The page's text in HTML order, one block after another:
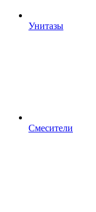
Унитазы
Смесители